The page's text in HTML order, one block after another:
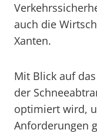
auch die
Xanten.
Mit Blick auf
der
optimiert wird,
Anforderungen